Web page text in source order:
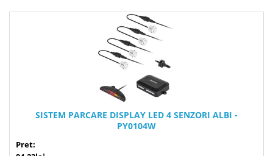
SISTEM PARCARE DISPLAY LED 4 SENZORI ALBI -
PY0104W
Pret: